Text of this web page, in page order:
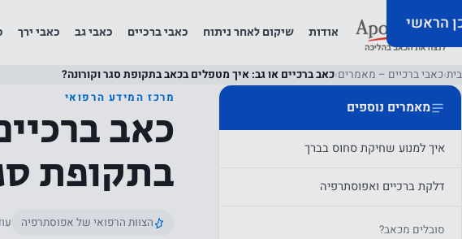
הראשי אודות שיקום לאחר ניתוח כאבי ברכיים כאבי גב כאבי ירך
בית›כאבי ברכיים – מאמרים›כאב ברכיים או גב: איך מטפלים בכאב בתקופת סגר וקורונה?
מאמרים נוספים
איך למנוע שחיקת סחוס בברך
דלקת ברכיים ואפוסתרפיה
סובלים מכאב?
מרכז המידע הרפואי
כאב
בתקופת
הצוות הרפואי של אפוסתרפיה